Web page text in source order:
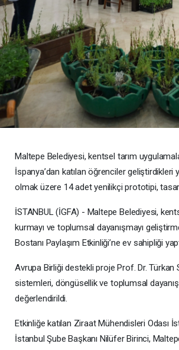
Maltepe Belediyesi, kentsel tarım
İspanya’dan katılan öğrenciler
olmak üzere 14 adet yenilikçi prototipi,
İSTANBUL (İGFA) - Maltepe Belediyesi,
kurmayı ve toplumsal dayanışmayı
Bostanı Paylaşım Etkinliği’ne ev sahipliği
Avrupa Birliği destekli proje Prof. Dr. Türkan
sistemleri, döngüsellik ve toplumsal
değerlendirildi.
Etkinliğe katılan Ziraat Mühendisleri Odası
İstanbul Şube Başkanı Nilüfer Birinci,